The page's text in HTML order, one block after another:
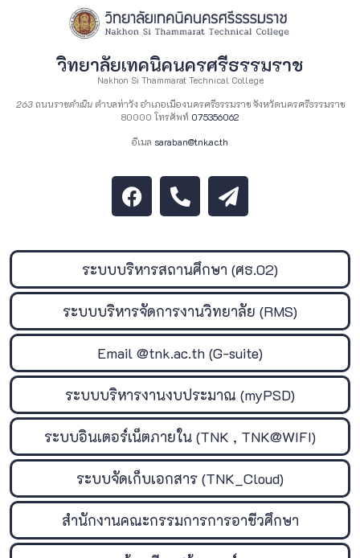
วิทยาลัยเทคนิคนครศรีธรรมราช
Nakhon Si Thammarat Technical College
263ถนนราชดำเนินตำบลท่าวัง อำเภอเมืองนครศรีธรรมราช จังหวัดนครศรีธรรมราช
80000 โทรศัพท์ 075356062
อีเมล saraban@tnk.ac.th
ระบบบริหารสถานศึกษา (ศธ.02)
ระบบบริหารจัดการงานวิทยาลัย (RMS)
Email @tnk.ac.th (G-suite)
ระบบบริหารงานงบประมาณ (myPSD)
ระบบอินเตอร์เน็ตภายใน (TNK , TNK@WIFI)
ระบบจัดเก็บเอกสาร (TNK_Cloud)
สำนักงานคณะกรรมการการอาชีวศึกษา